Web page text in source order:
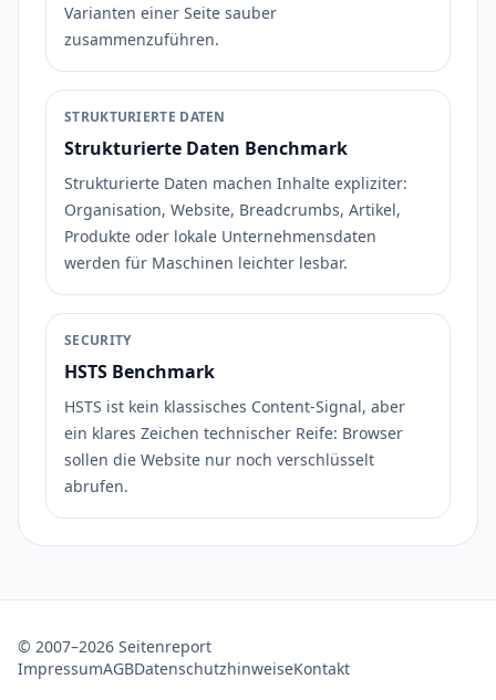
Varianten einer Seite sauber
zusammenzuführen.
STRUKTURIERTE DATEN
Strukturierte Daten Benchmark
Strukturierte Daten machen Inhalte expliziter:
Organisation, Website, Breadcrumbs, Artikel,
Produkte oder lokale Unternehmensdaten
werden für Maschinen leichter lesbar.
SECURITY
HSTS Benchmark
HSTS ist kein klassisches Content-Signal, aber
ein klares Zeichen technischer Reife: Browser
sollen die Website nur noch verschlüsselt
abrufen.
© 2007–2026 Seitenreport
ImpressumAGBDatenschutzhinweiseKontakt